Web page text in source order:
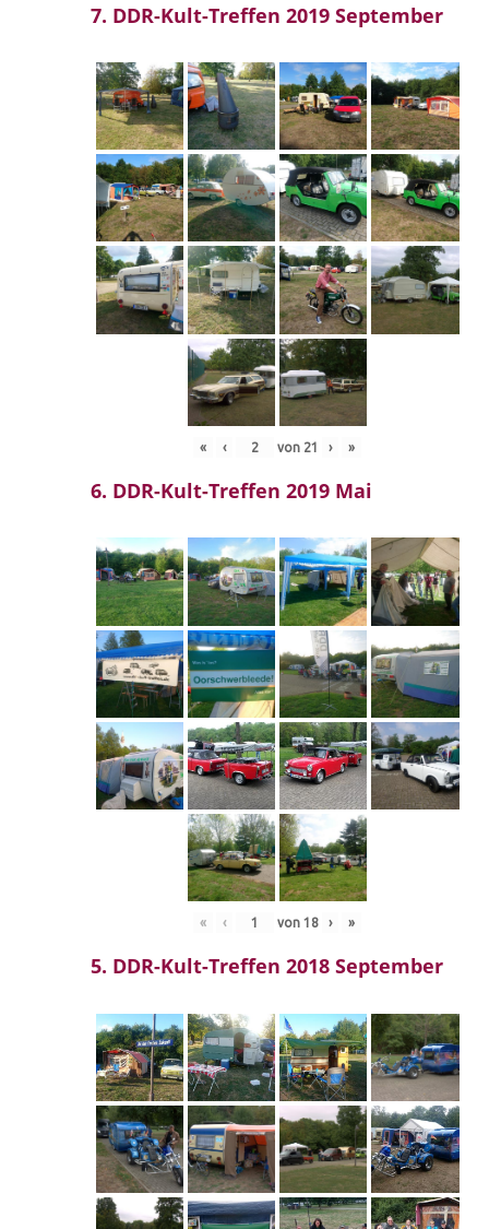
7. DDR-Kult-Treffen 2019 September
« ‹ von 21 › »
6. DDR-Kult-Treffen 2019 Mai
« ‹ von 18 › »
5. DDR-Kult-Treffen 2018 September